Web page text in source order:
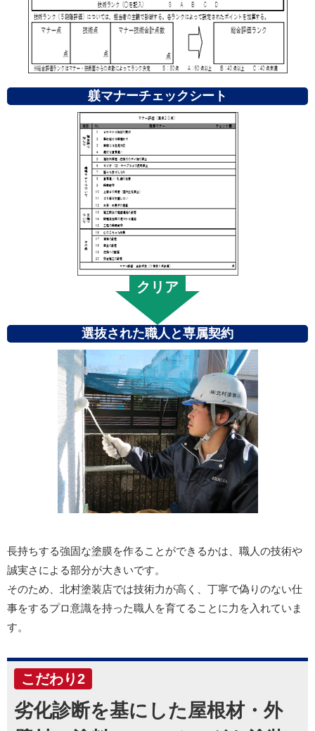
躾マナーチェックシート
選抜された職人と専属契約
長持ちする強固な塗膜を作ることができるかは、職人の技術や
誠実さによる部分が大きいです。
そのため、北村塗装店では技術力が高く、丁寧で偽りのない仕
事をするプロ意識を持った職人を育てることに力を入れていま
す。
こだわり2
劣化診断を基にした屋根材・外